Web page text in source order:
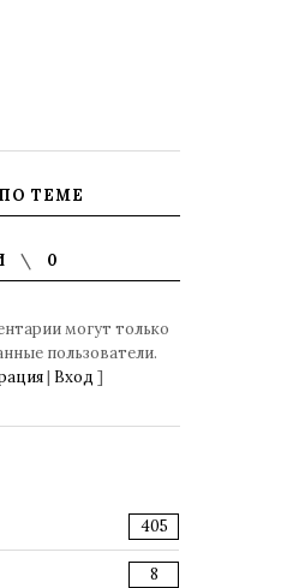
ТЕМЕ
0
могут только
пользователи.
| Вход ]
405
8